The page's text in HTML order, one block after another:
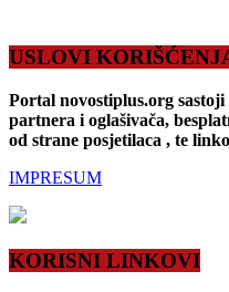
USLOVI
Portal novostiplus.org
partnera i oglašivača,
od strane posjetilaca , te
IMPRESUM
KORISNI LINKOVI